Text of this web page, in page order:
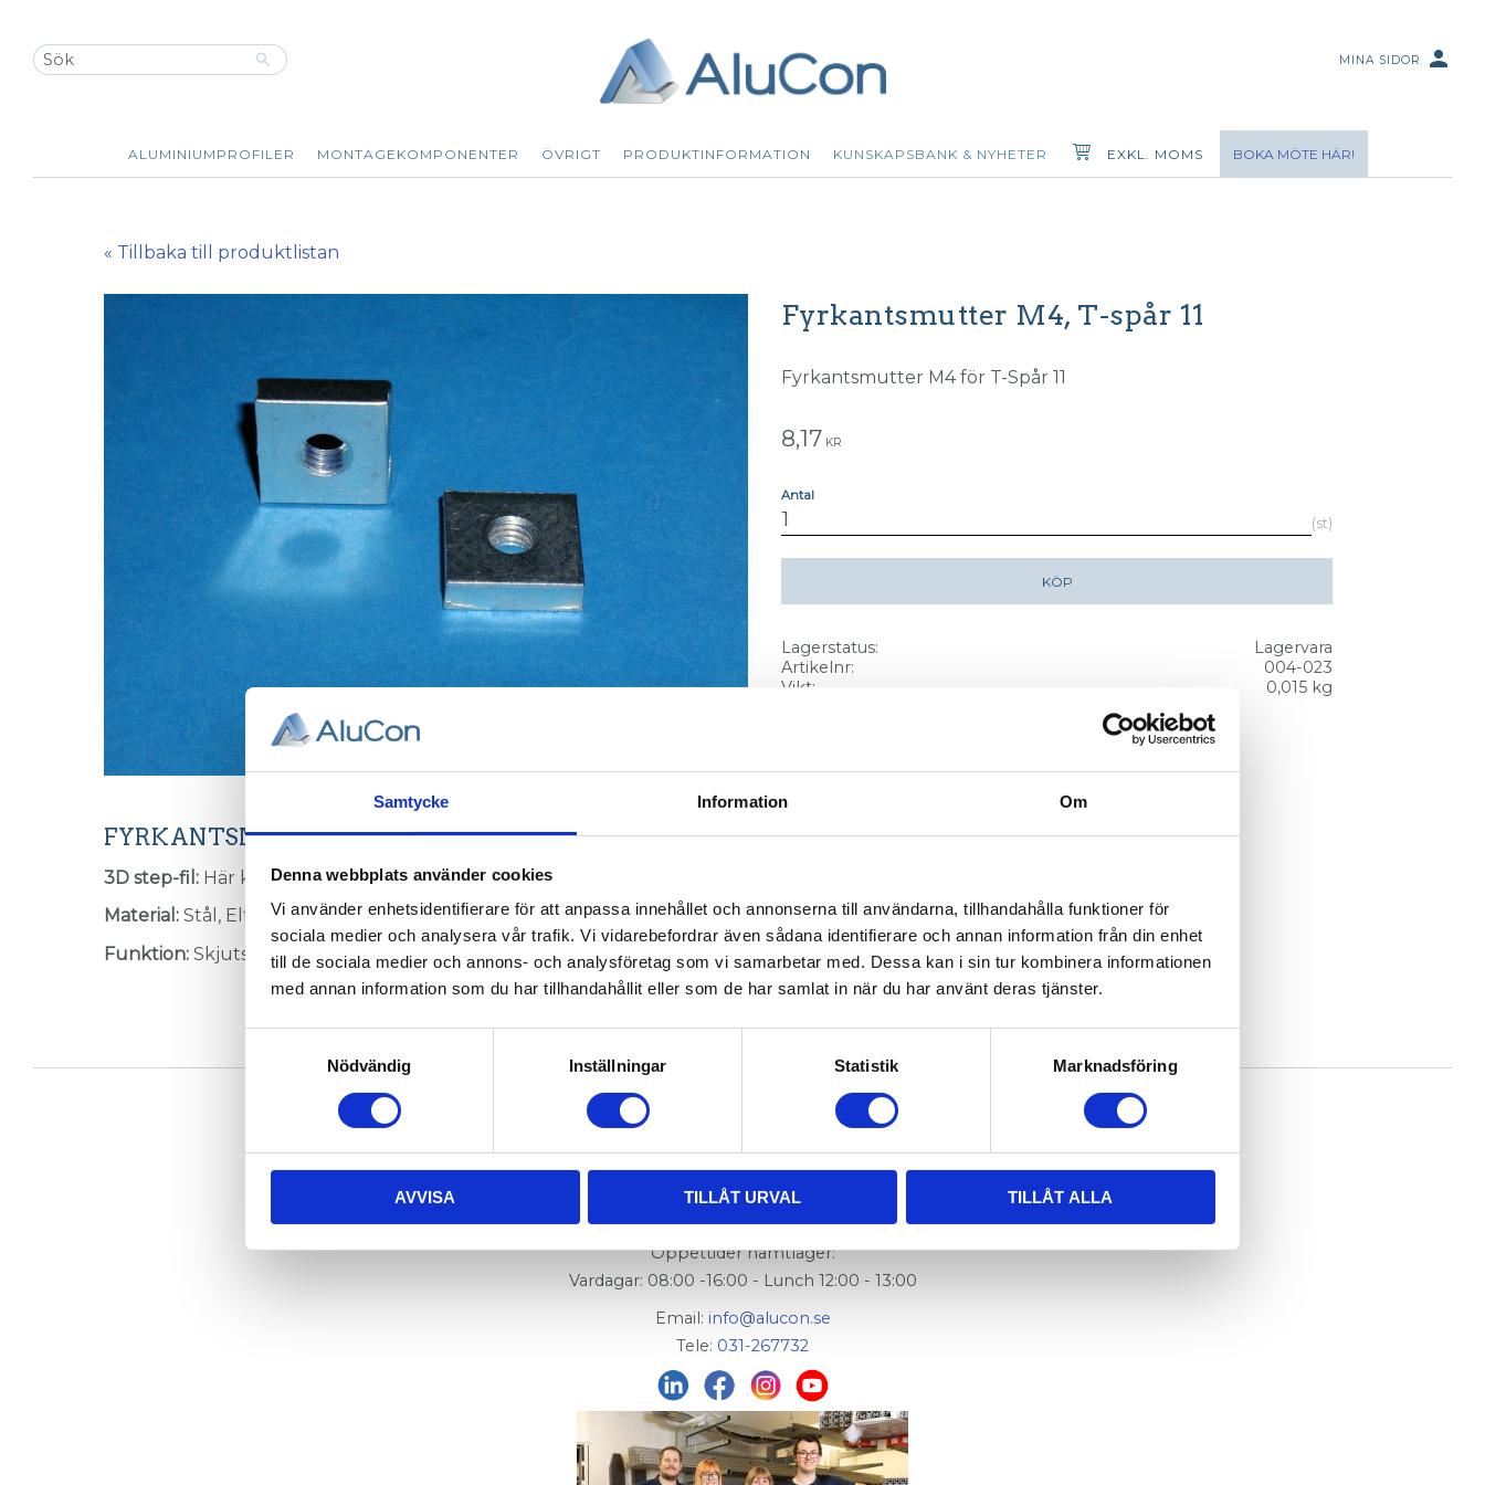
Samtycke Information Om
Denna webbplats använder cookies
Vi använder enhetsidentifierare för att anpassa innehållet och annonserna till användarna, tillhandahålla funktioner för
sociala medier och analysera vår trafik. Vi vidarebefordrar även sådana identifierare och annan information från din enhet
till de sociala medier och annons- och analysföretag som vi samarbetar med. Dessa kan i sin tur kombinera informationen
med annan information som du har tillhandahållit eller som de har samlat in när du har använt deras tjänster.
Nödvändig
Inställningar Statistik Marknadsföring
AVVISA TILLÅT URVAL TILLÅT ALLA
MINA SIDOR person
ALUMINIUMPROFILER MONTAGEKOMPONENTER ÖVRIGT PRODUKTINFORMATION KUNSKAPSBANK & NYHETER EXKL. MOMS BOKA MÖTE HÄR!
« Tillbaka till produktlistan
Fyrkantsmutter M4, T-spår 11
Fyrkantsmutter M4 för T-Spår 11
8,17 KR
Antal
st
KÖP
Lagerstatus
Lagervara
Artikelnr
004-023
Vikt
0,015 kg
FYRKANTSMUTTER M4, T-spår 11.
3D step-fil: Här kan du hämta en 3D step-fil 004-023
Material: Stål, Elförzinkat.
Funktion:Skjuts in i spåränden.
Öppettider hämtlager:
Vardagar: 08:00 -16:00 - Lunch 12:00 - 13:00
Email: info@alucon.se
Tele: 031-267732